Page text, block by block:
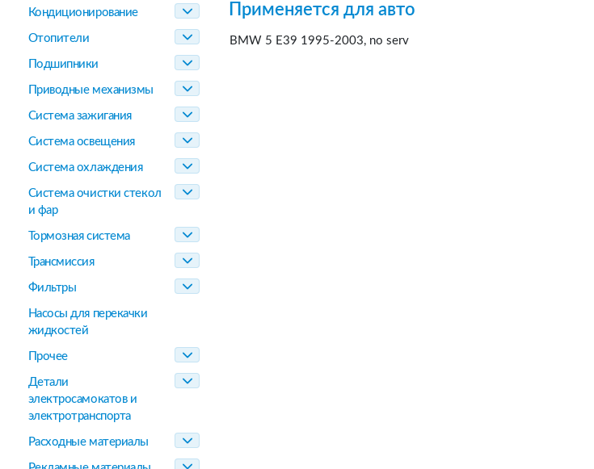
Кондиционирование
Отопители
Подшипники
Приводные механизмы
Система зажигания
Система освещения
Система охлаждения
Система очистки стекол
и фар
Тормозная система
Трансмиссия
Фильтры
Насосы для перекачки
жидкостей
Прочее
Детали
электросамокатов и
электротранспорта
Расходные материалы
Применяется для авто
BMW 5 E39 1995-2003, no serv